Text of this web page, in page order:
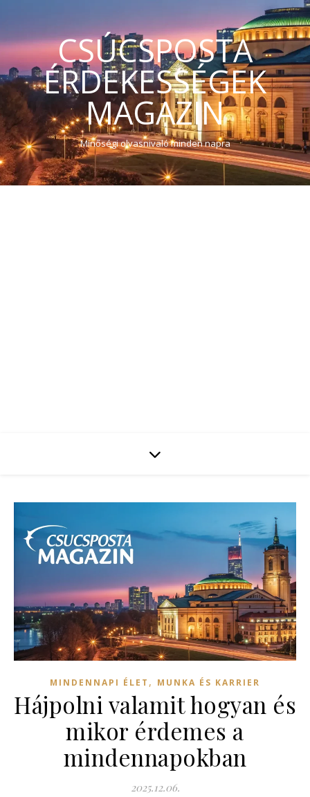
CSÚCSPOSTA
ÉRDEKESSÉGEK
MAGAZIN
Minőségi olvasnivaló minden napra
MINDENNAPI ÉLET , MUNKA ÉS KARRIER
Hájpolni valamit hogyan és
mikor érdemes a
mindennapokban
2025.12.06.